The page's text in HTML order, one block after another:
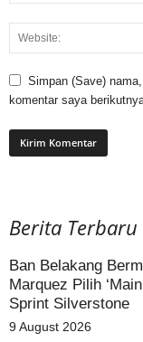
Simpan (Save)
komentar saya
Berita Terbaru
Ban Belakang
Marquez Pilih
Sprint Silverstone
9 August 2026